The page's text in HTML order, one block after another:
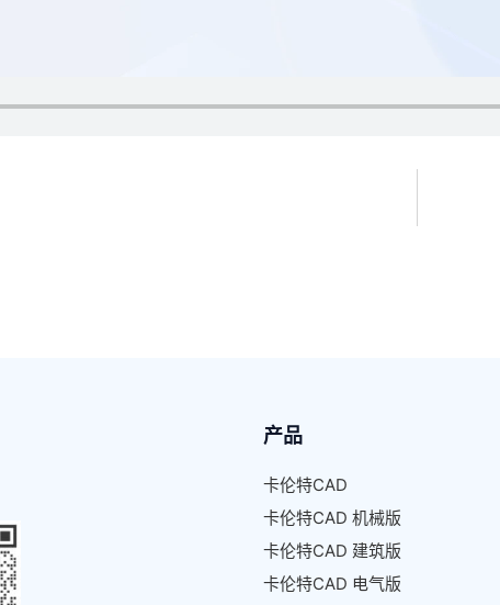
产品
卡伦特CAD
卡伦特CAD 机械版
卡伦特CAD 建筑版
卡伦特CAD 电气版